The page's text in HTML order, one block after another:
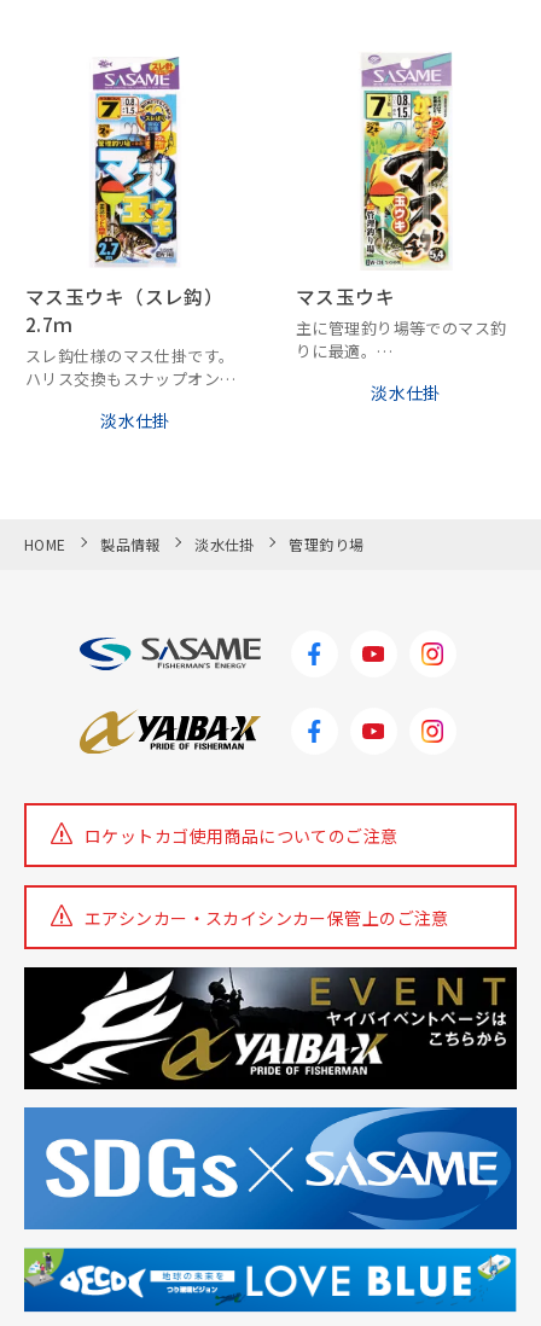
マス玉ウキ（スレ鈎）
2.7ｍ
スレ鈎仕様のマス仕掛です。
ハリス交換もスナップオンリ
淡水仕掛
マス玉ウキ
主に管理釣り場等でのマス釣
りに最適。
淡水仕掛
HOME 製品情報 淡水仕掛 管理釣り場
ロケットカゴ使用商品についてのご注意
エアシンカー・スカイシンカー保管上のご注意